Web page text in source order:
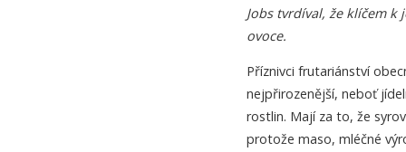
Jobs tvrdíval, že klíčem k
ovoce.
Příznivci frutariánství
nejpřirozenější, neboť
rostlin. Mají za to, že
protože maso, mléčné